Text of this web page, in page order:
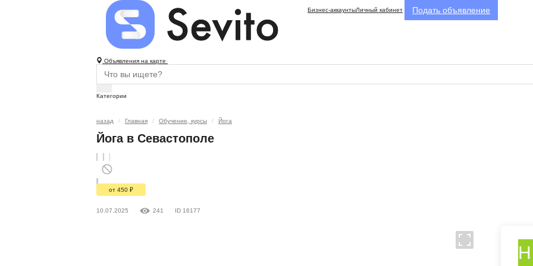
Бизнес-аккаунтыЛичный кабинет Подать объявление
Объявления на карте
Категории
назад Главная Обучение, курсы Йога
Йога в Севастополе
от 450 ₽
10.07.2025 241 ID 16177
Н